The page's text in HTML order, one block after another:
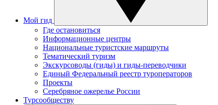
Мой гид
Где остановиться
Информационные центры
Национальные туристские маршруты
Тематический туризм
Экскурсоводы (гиды) и гиды-переводчики
Единый Федеральный реестр туроператоров
Проекты
Серебряное ожерелье России
Турсообществу